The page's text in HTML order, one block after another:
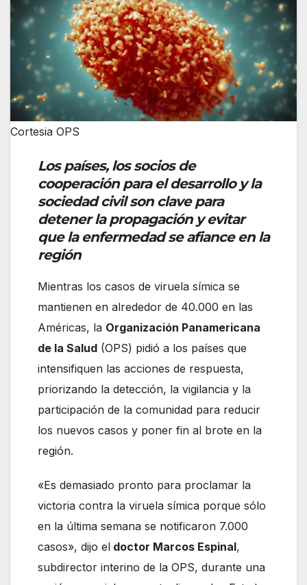
Cortesia OPS
Los países, los socios de
cooperación para el desarrollo y la
sociedad civil son clave para
detener la propagación y evitar
que la enfermedad se afiance en la
región
Mientras los casos de viruela símica se
mantienen en alrededor de 40.000 en las
Américas, la Organización Panamericana
de la Salud (OPS) pidió a los países que
intensifiquen las acciones de respuesta,
priorizando la detección, la vigilancia y la
participación de la comunidad para reducir
los nuevos casos y poner fin al brote en la
región.
«Es demasiado pronto para proclamar la
victoria contra la viruela símica porque sólo
en la última semana se notificaron 7.000
casos», dijo el doctor Marcos Espinal,
subdirector interino de la OPS, durante una